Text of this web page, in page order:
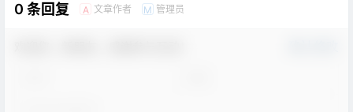
0 条回复 A 文章作者 M 管理员